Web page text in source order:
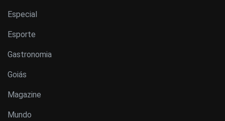
Especial
Esporte
Gastronomia
Goiás
Magazine
Mundo